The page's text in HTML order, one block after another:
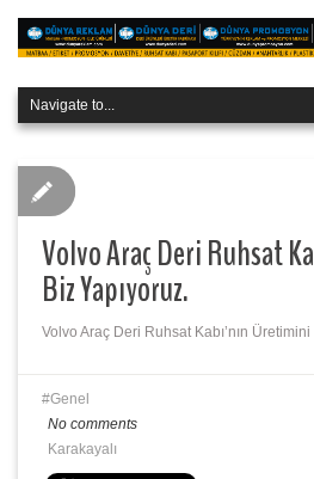
Volvo Araç Deri Ruhsat
Biz Yapıyoruz.
Volvo Araç Deri Ruhsat Kabı’nın
Genel
No comments
Karakayalı